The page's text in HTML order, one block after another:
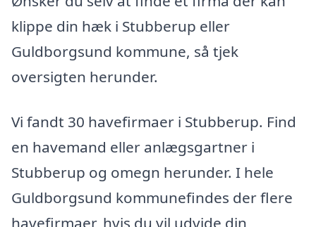
klippe din hæk i Stubberup eller
Guldborgsund kommune, så tjek
oversigten herunder.
Vi fandt 30 havefirmaer i Stubberup. Find
en havemand eller anlægsgartner i
Stubberup og omegn herunder. I hele
Guldborgsund kommunefindes der flere
havefirmaer, hvis du vil udvide din